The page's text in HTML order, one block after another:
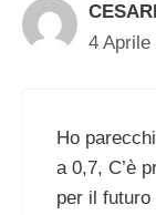
4 Aprile
Ho
a 0,7, C’è
per il